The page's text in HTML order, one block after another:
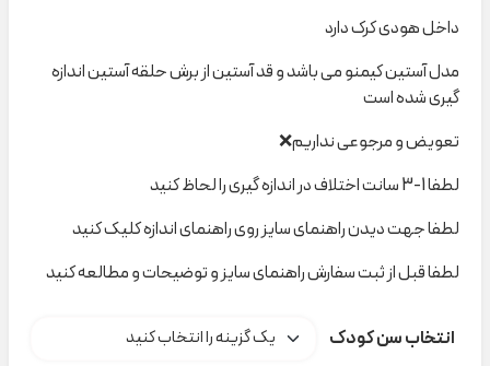
داخل هودی کرک دارد
مدل آستین کیمنو می باشد و قد آستین از برش حلقه آستین اندازه
گیری شده است
تعویض و مرجوعی نداریم❌
لطفا 1-3 سانت اختلاف در اندازه گیری را لحاظ کنید
لطفا جهت دیدن راهنمای سایز روی راهنمای اندازه کلیک کنید
لطفا قبل از ثبت سفارش راهنمای سایز و توضیحات و مطالعه کنید
انتخاب سن کودک